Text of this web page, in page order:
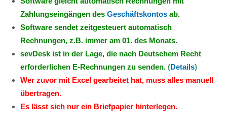
Zahlungseingängen des Geschäftskontos ab.
Software sendet zeitgesteuert automatisch
Rechnungen, z.B. immer am 01. des Monats.
sevDesk ist in der Lage, die nach Deutschem Recht
erforderlichen E-Rechnungen zu senden.(Details)
Wer zuvor mit Excel gearbeitet hat, muss alles manuell
übertragen.
Es lässt sich nur ein Briefpapier hinterlegen.